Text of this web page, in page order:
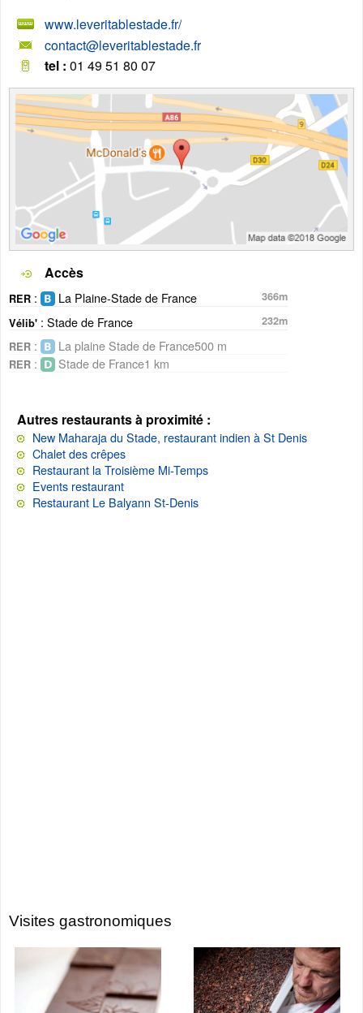
www.leveritablestade.fr/
contact@leveritablestade.fr
tel : 01 49 51 80 07
Accès
RER : La Plaine-Stade de France
366m
Vélib' : Stade de France
232m
RER : La plaine Stade de France500 m
RER : Stade de France1 km
Autres restaurants à proximité :
New Maharaja du Stade, restaurant indien à St Denis
Chalet des crêpes
Restaurant la Troisième Mi-Temps
Events restaurant
Restaurant Le Balyann St-Denis
Visites gastronomiques